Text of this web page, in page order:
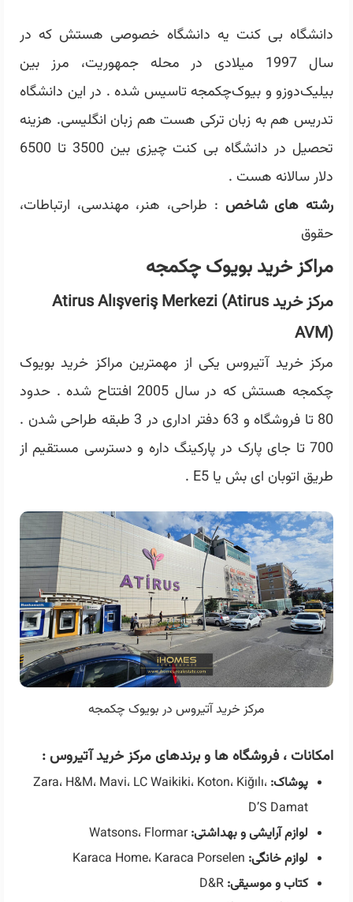
دانشگاه بی کنت یه دانشگاه خصوصی هستش که در
سال 1997 میلادی در محله جمهوریت، مرز بین
بیلیک‌دوزو و بیوک‌چکمجه تاسیس شده . در این دانشگاه
تدریس هم به زبان ترکی هست هم زبان انگلیسی. هزینه
تحصیل در دانشگاه بی کنت چیزی بین 3500 تا 6500
دلار سالانه هست .
رشته های شاخص : طراحی، هنر، مهندسی، ارتباطات،
حقوق
مراکز خرید بویوک چکمجه
مرکز خرید Atirus Alışveriş Merkezi (Atirus
AVM)
مرکز خرید آتیروس یکی از مهمترین مراکز خرید بویوک
چکمجه هستش که در سال 2005 افتتاح شده . حدود
80 تا فروشگاه و 63 دفتر اداری در 3 طبقه طراحی شدن .
700 تا جای پارک در پارکینگ داره و دسترسی مستقیم از
طریق اتوبان ای بش یا E5 .
مرکز خرید آتیروس در بویوک چکمجه
امکانات ، فروشگاه ها و برندهای مرکز خرید آتیروس :
پوشاک: Zara، H&M، Mavi، LC Waikiki، Koton، Kiğılı،
D’S Damat
لوازم آرایشی و بهداشتی: Watsons، Flormar
لوازم خانگی: Karaca Home، Karaca Porselen
کتاب و موسیقی: